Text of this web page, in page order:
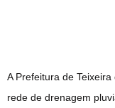
A Prefeitura de
rede de drenagem